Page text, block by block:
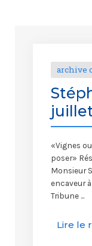
archive
«Vignes
poser»
Monsieur
encaveur
Tribune ...
Lire le